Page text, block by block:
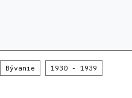
Bývanie 1930 - 1939